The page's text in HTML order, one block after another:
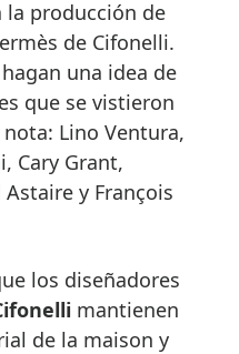
la producción de
de Cifonelli.
una idea de
que se vistieron
Lino Ventura,
Cary Grant,
y François
los diseñadores
mantienen
de la maison y